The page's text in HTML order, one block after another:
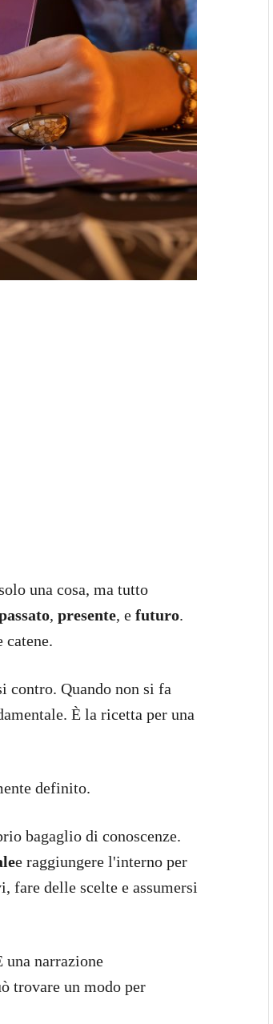
una cosa, ma tutto
, presente, e futuro.
catene.
contro. Quando non si fa
È la ricetta per una
definito.
bagaglio di conoscenze.
e raggiungere l'interno per
fare delle scelte e assumersi
narrazione
trovare un modo per